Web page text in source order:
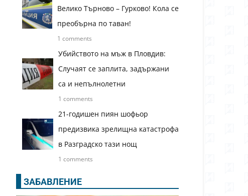
Велико Търново – Гурково! Кола се
преобърна по таван!
1 comments
Убийството на мъж в Пловдив:
Случаят се заплита, задържани
са и непълнолетни
1 comments
21-годишен пиян шофьор
предизвика зрелищна катастрофа
в Разградско тази нощ
1 comments
ЗАБАВЛЕНИЕ